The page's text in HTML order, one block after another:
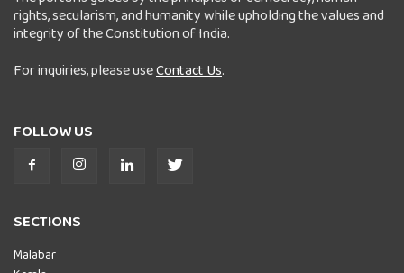
rights, secularism, and humanity while upholding the values and
integrity of the Constitution of India.
For inquiries, please useContact Us.
FOLLOW US
SECTIONS
Malabar